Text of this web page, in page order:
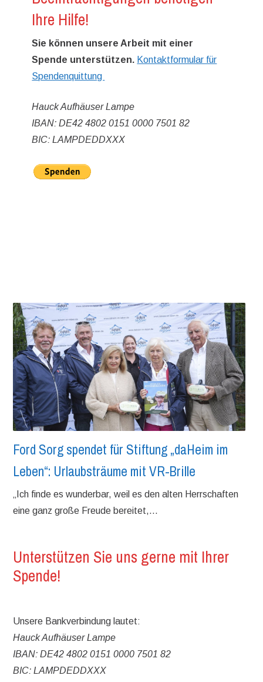
Ihre Hilfe!
Sie können unsere Arbeit mit einer
Spende unterstützen. Kontaktformular für
Spendenquittung
Hauck Aufhäuser Lampe
IBAN: DE42 4802 0151 0000 7501 82
BIC: LAMPDEDDXXX
Ford Sorg spendet für Stiftung „daHeim im
Leben“: Urlaubsträume mit VR-Brille
„Ich finde es wunderbar, weil es den alten Herrschaften
eine ganz große Freude bereitet,...
Unterstützen Sie uns gerne mit Ihrer
Spende!
Unsere Bankverbindung lautet:
Hauck Aufhäuser Lampe
IBAN: DE42 4802 0151 0000 7501 82
BIC: LAMPDEDDXXX